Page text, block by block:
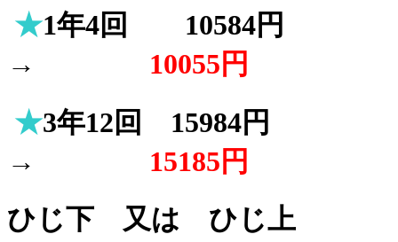
★1年4回 10584円
→ 10055円
★3年12回 15984円
→
15185円
ひじ下 又は ひじ上